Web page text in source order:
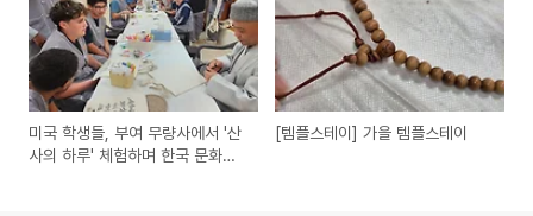
미국 학생들, 부여 무량사에서 '산
사의 하루' 체험하며 한국 문화에
[템플스테이] 가을 템플스테이